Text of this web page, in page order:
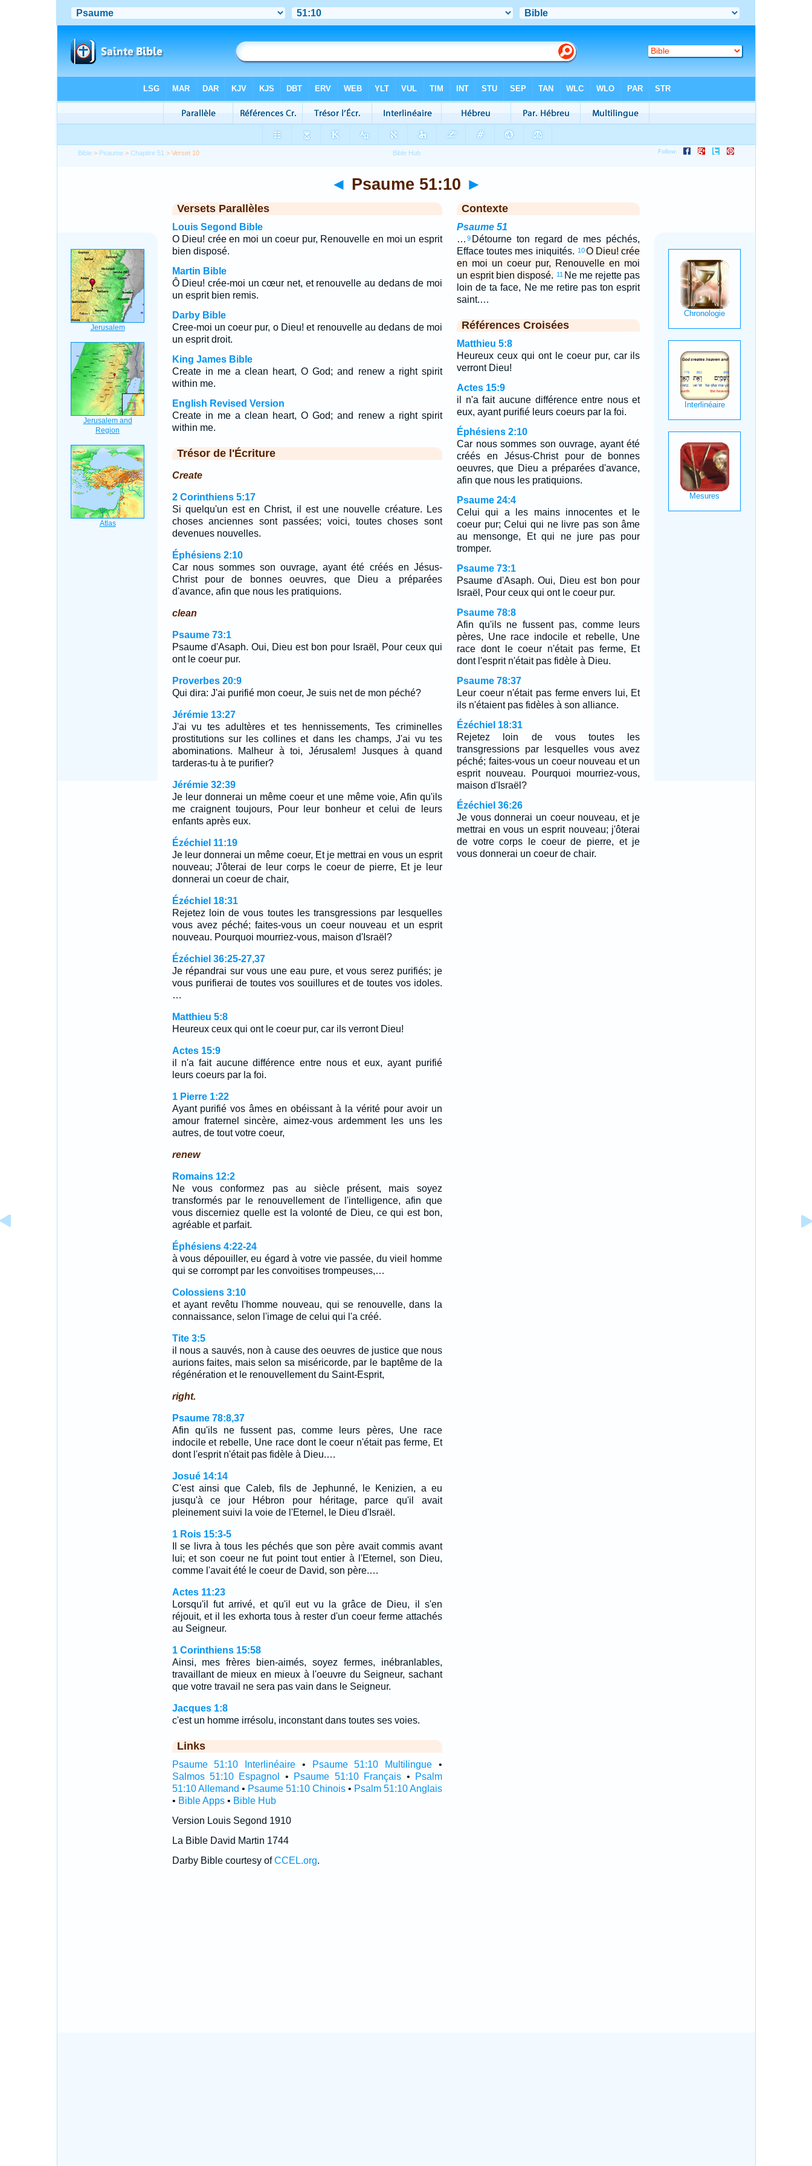
Bible > Psaume >Chapitre 51 > Verset 10
◄ Psaume 51:10 ►
Versets Parallèles
Louis Segond Bible
O Dieu! crée en moi un coeur pur, Renouvelle en moi un esprit
bien disposé.
Martin Bible
Ô Dieu! crée-moi un cœur net, et renouvelle au dedans de moi
un esprit bien remis.
Darby Bible
Cree-moi un coeur pur, o Dieu! et renouvelle au dedans de moi
un esprit droit.
King James Bible
Create in me a clean heart, O God; and renew a right spirit
within me.
English Revised Version
Create in me a clean heart, O God; and renew a right spirit
within me.
Trésor de l'Écriture
Create
2 Corinthiens 5:17
Si quelqu'un est en Christ, il est une nouvelle créature. Les
choses anciennes sont passées; voici, toutes choses sont
devenues nouvelles.
Éphésiens 2:10
Car nous sommes son ouvrage, ayant été créés en Jésus-
Christ pour de bonnes oeuvres, que Dieu a préparées
d'avance, afin que nous les pratiquions.
clean
Psaume 73:1
Psaume d'Asaph. Oui, Dieu est bon pour Israël, Pour ceux qui
ont le coeur pur.
Proverbes 20:9
Qui dira: J'ai purifié mon coeur, Je suis net de mon péché?
Jérémie 13:27
J'ai vu tes adultères et tes hennissements, Tes criminelles
prostitutions sur les collines et dans les champs, J'ai vu tes
abominations. Malheur à toi, Jérusalem! Jusques à quand
tarderas-tu à te purifier?
Jérémie 32:39
Je leur donnerai un même coeur et une même voie, Afin qu'ils
me craignent toujours, Pour leur bonheur et celui de leurs
enfants après eux.
Ézéchiel 11:19
Je leur donnerai un même coeur, Et je mettrai en vous un esprit
nouveau; J'ôterai de leur corps le coeur de pierre, Et je leur
donnerai un coeur de chair,
Ézéchiel 18:31
Rejetez loin de vous toutes les transgressions par lesquelles
vous avez péché; faites-vous un coeur nouveau et un esprit
nouveau. Pourquoi mourriez-vous, maison d'Israël?
Ézéchiel 36:25-27,37
Je répandrai sur vous une eau pure, et vous serez purifiés; je
vous purifierai de toutes vos souillures et de toutes vos idoles.
…
Matthieu 5:8
Heureux ceux qui ont le coeur pur, car ils verront Dieu!
Actes 15:9
il n'a fait aucune différence entre nous et eux, ayant purifié
leurs coeurs par la foi.
1 Pierre 1:22
Ayant purifié vos âmes en obéissant à la vérité pour avoir un
amour fraternel sincère, aimez-vous ardemment les uns les
autres, de tout votre coeur,
renew
Romains 12:2
Ne vous conformez pas au siècle présent, mais soyez
transformés par le renouvellement de l'intelligence, afin que
vous discerniez quelle est la volonté de Dieu, ce qui est bon,
agréable et parfait.
Éphésiens 4:22-24
à vous dépouiller, eu égard à votre vie passée, du vieil homme
qui se corrompt par les convoitises trompeuses,…
Colossiens 3:10
et ayant revêtu l'homme nouveau, qui se renouvelle, dans la
connaissance, selon l'image de celui qui l'a créé.
Tite 3:5
il nous a sauvés, non à cause des oeuvres de justice que nous
aurions faites, mais selon sa miséricorde, par le baptême de la
régénération et le renouvellement du Saint-Esprit,
right.
Psaume 78:8,37
Afin qu'ils ne fussent pas, comme leurs pères, Une race
indocile et rebelle, Une race dont le coeur n'était pas ferme, Et
dont l'esprit n'était pas fidèle à Dieu.…
Josué 14:14
C'est ainsi que Caleb, fils de Jephunné, le Kenizien, a eu
jusqu'à ce jour Hébron pour héritage, parce qu'il avait
pleinement suivi la voie de l'Eternel, le Dieu d'Israël.
1 Rois 15:3-5
Il se livra à tous les péchés que son père avait commis avant
lui; et son coeur ne fut point tout entier à l'Eternel, son Dieu,
comme l'avait été le coeur de David, son père.…
Actes 11:23
Lorsqu'il fut arrivé, et qu'il eut vu la grâce de Dieu, il s'en
réjouit, et il les exhorta tous à rester d'un coeur ferme attachés
au Seigneur.
1 Corinthiens 15:58
Ainsi, mes frères bien-aimés, soyez fermes, inébranlables,
travaillant de mieux en mieux à l'oeuvre du Seigneur, sachant
que votre travail ne sera pas vain dans le Seigneur.
Jacques 1:8
c'est un homme irrésolu, inconstant dans toutes ses voies.
Links
Psaume 51:10 Interlinéaire • Psaume 51:10 Multilingue •
Salmos 51:10 Espagnol
• Psaume 51:10 Français •
Psalm
51:10 Allemand • Psaume 51:10 Chinois• Psalm 51:10 Anglais
• Bible Apps• Bible Hub
Version Louis Segond 1910
La Bible David Martin 1744
Darby Bible courtesy ofCCEL.org.
Contexte
Psaume 51
… 9 Détourne ton regard de mes péchés,
Efface toutes mes iniquités. 10O Dieu! crée
en moi un coeur pur, Renouvelle en moi
un esprit bien disposé. 11 Ne me rejette pas
loin de ta face, Ne me retire pas ton esprit
saint.…
Références Croisées
Matthieu 5:8
Heureux ceux qui ont le coeur pur, car ils
verront Dieu!
Actes 15:9
il n'a fait aucune différence entre nous et
eux, ayant purifié leurs coeurs par la foi.
Éphésiens 2:10
Car nous sommes son ouvrage, ayant été
créés en Jésus-Christ pour de bonnes
oeuvres, que Dieu a préparées d'avance,
afin que nous les pratiquions.
Psaume 24:4
Celui qui a les mains innocentes et le
coeur pur; Celui qui ne livre pas son âme
au mensonge, Et qui ne jure pas pour
tromper.
Psaume 73:1
Psaume d'Asaph. Oui, Dieu est bon pour
Israël, Pour ceux qui ont le coeur pur.
Psaume 78:8
Afin qu'ils ne fussent pas, comme leurs
pères, Une race indocile et rebelle, Une
race dont le coeur n'était pas ferme, Et
dont l'esprit n'était pas fidèle à Dieu.
Psaume 78:37
Leur coeur n'était pas ferme envers lui, Et
ils n'étaient pas fidèles à son alliance.
Ézéchiel 18:31
Rejetez loin de vous toutes les
transgressions par lesquelles vous avez
péché; faites-vous un coeur nouveau et un
esprit nouveau. Pourquoi mourriez-vous,
maison d'Israël?
Ézéchiel 36:26
Je vous donnerai un coeur nouveau, et je
mettrai en vous un esprit nouveau; j'ôterai
de votre corps le coeur de pierre, et je
vous donnerai un coeur de chair.